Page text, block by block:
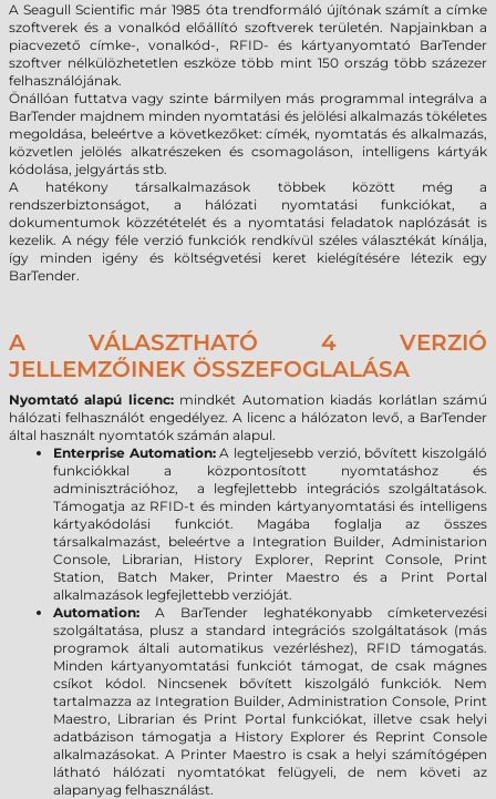
A Seagull Scientific már 1985 óta trendformáló újítónak számít a címke
szoftverek és a vonalkód előállító szoftverek területén. Napjainkban a
piacvezető címke-, vonalkód-, RFID- és kártyanyomtató BarTender
szoftver nélkülözhetetlen eszköze több mint 150 ország több százezer
felhasználójának.
Önállóan futtatva vagy szinte bármilyen más programmal integrálva a
BarTender majdnem minden nyomtatási és jelölési alkalmazás tökéletes
megoldása, beleértve a következőket: címék, nyomtatás és alkalmazás,
közvetlen jelölés alkatrészeken és csomagoláson, intelligens kártyák
kódolása, jelgyártás stb.
A hatékony társalkalmazások többek között még a
rendszerbiztonságot, a hálózati nyomtatási funkciókat, a
dokumentumok közzétételét és a nyomtatási feladatok naplózását is
kezelik. A négy féle verzió funkciók rendkívül széles választékát kínálja,
így minden igény és költségvetési keret kielégítésére létezik egy
BarTender.
A VÁLASZTHATÓ 4 VERZIÓ
JELLEMZŐINEK ÖSSZEFOGLALÁSA
Nyomtató alapú licenc:mindkét Automation kiadás korlátlan számú
hálózati felhasználót engedélyez. A licenc a hálózaton levő, a BarTender
által használt nyomtatók számán alapul.
Enterprise Automation:A legteljesebb verzió, bővített kiszolgáló
funkciókkal a központosított nyomtatáshoz és
adminisztrációhoz, a legfejlettebb integrációs szolgáltatások.
Támogatja az RFID-t és minden kártyanyomtatási és intelligens
kártyakódolási funkciót. Magába foglalja az összes
társalkalmazást, beleértve a Integration Builder, Administarion
Console, Librarian, History Explorer, Reprint Console, Print
Station, Batch Maker, Printer Maestro és a Print Portal
alkalmazások legfejlettebb verzióját.
Automation: A BarTender leghatékonyabb címketervezési
szolgáltatása, plusz a standard integrációs szolgáltatások (más
programok általi automatikus vezérléshez), RFID támogatás.
Minden kártyanyomtatási funkciót támogat, de csak mágnes
csíkot kódol. Nincsenek bővített kiszolgáló funkciók. Nem
tartalmazza az Integration Builder, Administration Console, Print
Maestro, Librarian és Print Portal funkciókat, illetve csak helyi
adatbázison támogatja a History Explorer és Reprint Console
alkalmazásokat. A Printer Maestro is csak a helyi számítógépen
látható hálózati nyomtatókat felügyeli, de nem követi az
alapanyag felhasználást.